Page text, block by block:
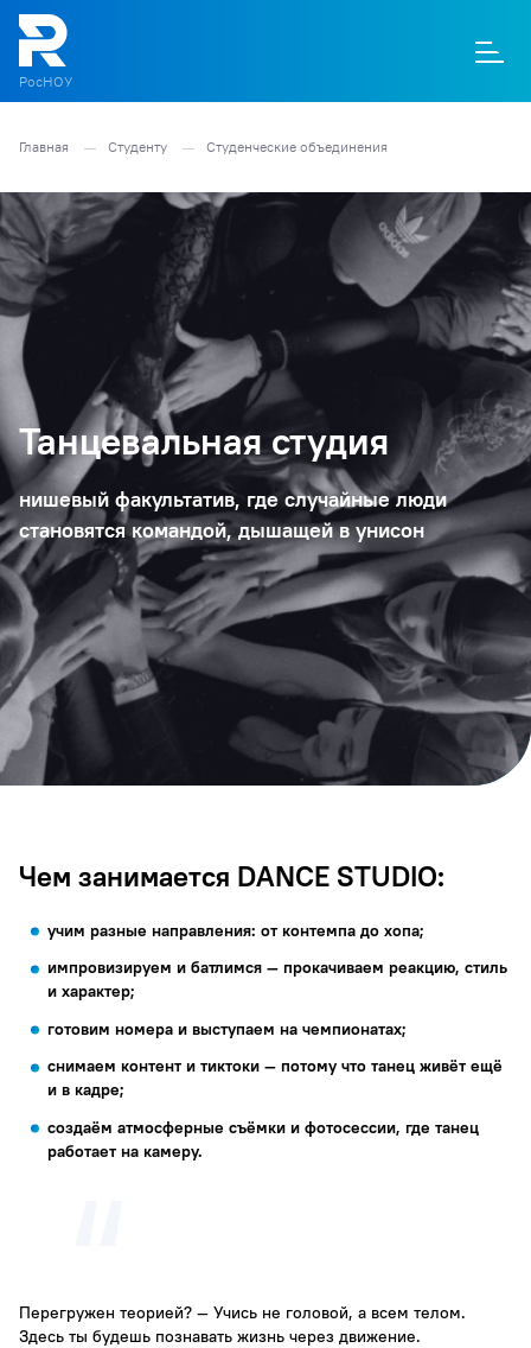
РосНОУ
Главная Студенту Студенческие объединения
Танцевальная студия
нишевый факультатив, где случайные люди
становятся командой, дышащей в унисон
Чем занимается DANCE STUDIO:
учим разные направления: от контемпа до хопа;
импровизируем и батлимся — прокачиваем реакцию, стиль
и характер;
готовим номера и выступаем на чемпионатах;
снимаем контент и тиктоки — потому что танец живёт ещё
и в кадре;
создаём атмосферные съёмки и фотосессии, где танец
работает на камеру.
Перегружен теорией? — Учись не головой, а всем телом.
Здесь ты будешь познавать жизнь через движение.